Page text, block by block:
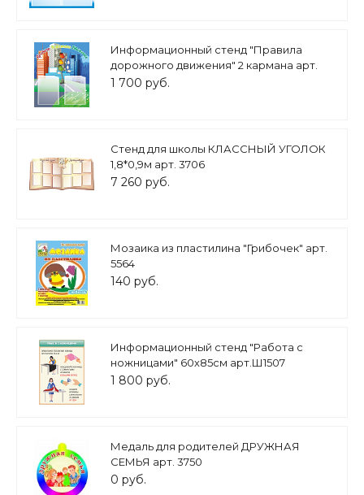
Информационный стенд "Правила
дорожного движения" 2 кармана арт.
3074
1 700 руб.
Стенд для школы КЛАССНЫЙ УГОЛОК
1,8*0,9м арт. 3706
7 260 руб.
Мозаика из пластилина "Грибочек" арт.
5564
140 руб.
Информационный стенд "Работа с
ножницами" 60х85см арт.Ш1507
1 800 руб.
Медаль для родителей ДРУЖНАЯ
СЕМЬЯ арт. 3750
0 руб.